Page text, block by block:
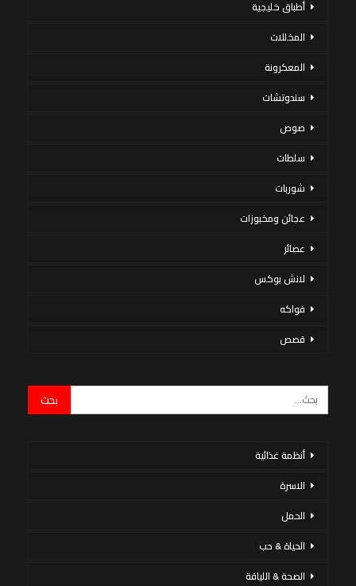
أطباق خليجية
المخللات
المعكرونة
سندوتشات
صوص
سلطات
شوربات
عجائن ومخبوزات
عصائر
لانش بوكس
فواكه
قصص
أنظمة غذائية
الاسرة
الحمل
الحياة & حب
الصحة & اللياقة